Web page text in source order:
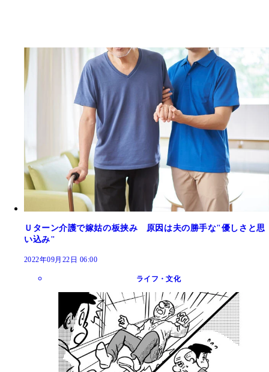
Ｕターン介護で嫁姑の板挟み 原因は夫の勝手な"優しさと思
い込み"
2022年09月22日 06:00
ライフ・文化